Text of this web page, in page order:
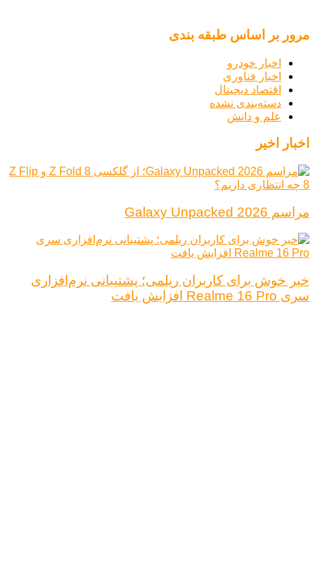
مرور بر اساس طبقه بندی
اخبار خودرو
اخبار فناوری
اقتصاد دیجیتال
دسته‌بندی نشده
علم و دانش
اخبار اخیر
مراسم Galaxy Unpacked 2026
خبر خوش برای کاربران ریلمی؛ پشتیبانی نرم‌افزاری
سری Realme 16 Pro افزایش یافت